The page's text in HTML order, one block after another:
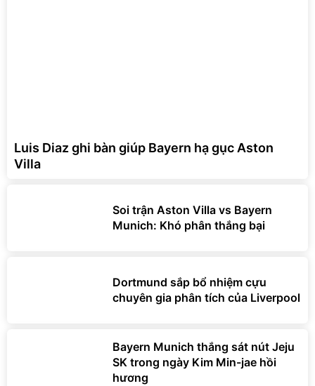
Luis Diaz ghi bàn giúp Bayern hạ gục Aston
Villa
Soi trận Aston Villa vs Bayern
Munich: Khó phân thắng bại
Dortmund sắp bổ nhiệm cựu
chuyên gia phân tích của Liverpool
Bayern Munich thắng sát nút Jeju
SK trong ngày Kim Min-jae hồi
hương